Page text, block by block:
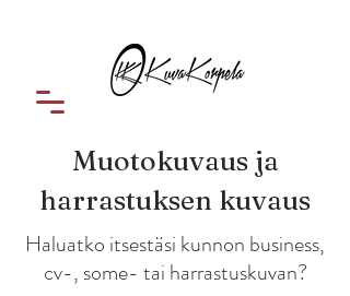
Muotokuvaus ja
harrastuksen kuvaus
Haluatko itsestäsi kunnon business,
cv-, some- tai harrastuskuvan?